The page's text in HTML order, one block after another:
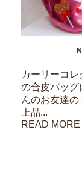
カーリーコ
の合皮バッグ
んのお友達
上品...
READ MORE